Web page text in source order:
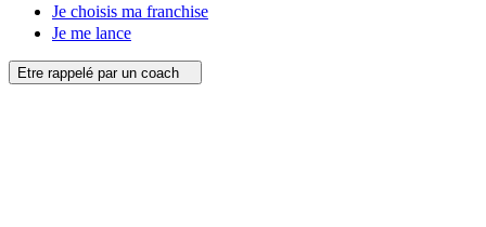
Je choisis ma franchise
Je me lance
Etre rappelé par un coach